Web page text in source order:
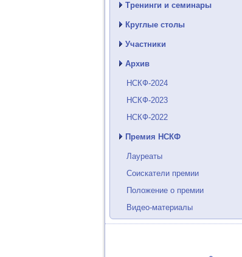
Тренинги и семинары
Круглые столы
Участники
Архив
НСКФ-2024
НСКФ-2023
НСКФ-2022
Премия НСКФ
Лауреаты
Соискатели премии
Положение о премии
Видео-материалы